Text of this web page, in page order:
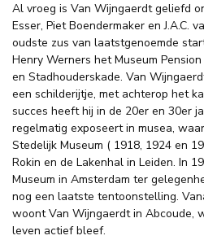
Al vroeg is Van Wijngaerdt geliefd
Esser, Piet Boendermaker en J.A.C.
oudste zus van laatstgenoemde
Henry Werners het Museum
en Stadhouderskade. Van
een schilderijtje, met achterop het
succes heeft hij in de 20er en 30er
regelmatig exposeert in musea,
Stedelijk Museum ( 1918, 1924 en
Rokin en de Lakenhal in Leiden. In
Museum in Amsterdam ter
nog een laatste tentoonstelling.
woont Van Wijngaerdt in Abcoude,
leven actief bleef.